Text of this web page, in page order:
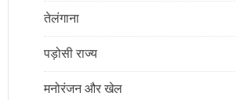
तेलंगाना
पड़ोसी राज्य
मनोरंजन और खेल